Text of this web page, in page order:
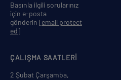
ÇALIŞMA SAATLERİ
2 Şubat Çarşamba,
Basınla ilgili sorularınız
için e-posta
gönderin [email protect
ed]